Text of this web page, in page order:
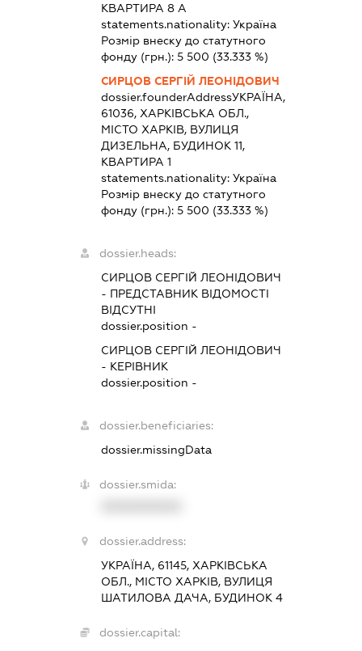
КВАРТИРА 8 А
statements.nationality:Україна
Розмір внеску до статутного
фонду (грн.):5 500 (33.333 %)
СИРЦОВ СЕРГІЙ ЛЕОНІДОВИЧ
dossier.founderAddressУКРАЇНА,
61036, ХАРКІВСЬКА ОБЛ.,
МІСТО ХАРКІВ, ВУЛИЦЯ
ДИЗЕЛЬНА, БУДИНОК 11,
КВАРТИРА 1
statements.nationality:Україна
Розмір внеску до статутного
фонду (грн.):5 500 (33.333 %)
dossier.heads:
СИРЦОВ СЕРГІЙ ЛЕОНІДОВИЧ
- ПРЕДСТАВНИК ВІДОМОСТІ
ВІДСУТНІ
dossier.position -
СИРЦОВ СЕРГІЙ ЛЕОНІДОВИЧ
- КЕРІВНИК
dossier.position -
dossier.beneficiaries:
dossier.missingData
dossier.smida:
dossier.address:
УКРАЇНА, 61145, ХАРКІВСЬКА
ОБЛ., МІСТО ХАРКІВ, ВУЛИЦЯ
ШАТИЛОВА ДАЧА, БУДИНОК 4
dossier.capital: